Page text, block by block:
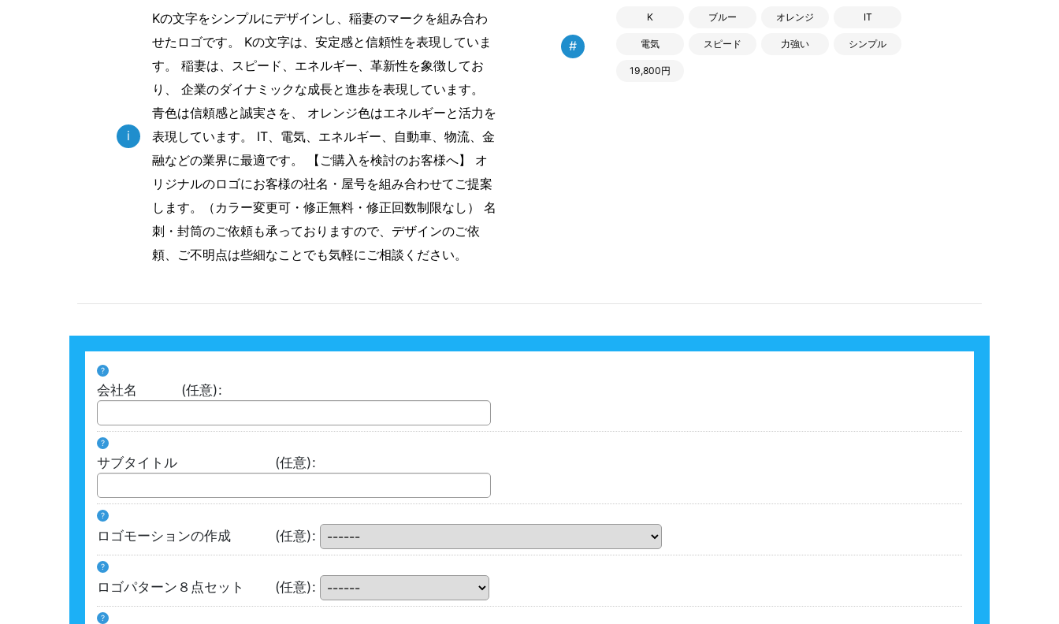
i
Kの文字をシンプルにデザインし、稲妻のマークを組み合わ
せたロゴです。 Kの文字は、安定感と信頼性を表現していま
す。 稲妻は、スピード、エネルギー、革新性を象徴してお
り、 企業のダイナミックな成長と進歩を表現しています。
青色は信頼感と誠実さを、 オレンジ色はエネルギーと活力を
表現しています。 IT、電気、エネルギー、自動車、物流、金
融などの業界に最適です。 【ご購入を検討のお客様へ】 オ
リジナルのロゴにお客様の社名・屋号を組み合わせてご提案
します。（カラー変更可・修正無料・修正回数制限なし） 名
刺・封筒のご依頼も承っておりますので、デザインのご依
頼、ご不明点は些細なことでも気軽にご相談ください。
#
K ブルー オレンジ IT
電気 スピード 力強い シンプル
19,800円
?
会社名 (任意):
?
サブタイトル (任意):
?
ロゴモーションの作成 (任意):
?
ロゴパターン８点セット (任意):
?